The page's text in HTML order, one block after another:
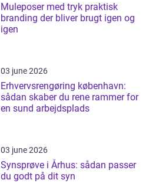
Muleposer med tryk praktisk
branding der bliver brugt igen og
igen
03 june 2026
Erhvervsrengøring københavn:
sådan skaber du rene rammer for
en sund arbejdsplads
03 june 2026
Synsprøve i Århus: sådan passer
du godt på dit syn